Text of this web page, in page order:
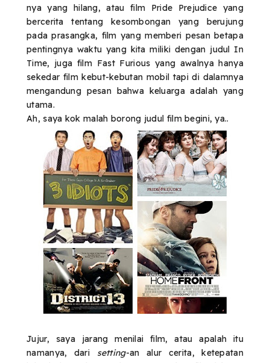
nya yang hilang, atau film Pride Prejudice yang
bercerita tentang kesombongan yang berujung
pada prasangka, film yang memberi pesan betapa
pentingnya waktu yang kita miliki dengan judul In
Time, juga film Fast Furious yang awalnya hanya
sekedar film kebut-kebutan mobil tapi di dalamnya
mengandung pesan bahwa keluarga adalah yang
utama.
Ah, saya kok malah borong judul film begini, ya..
Jujur, saya jarang menilai film, atau apalah itu
namanya, dari setting-an alur cerita, ketepatan